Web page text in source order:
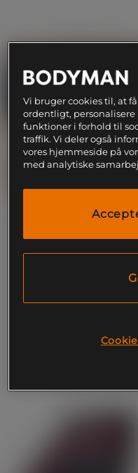
2.0 Sort
Vi bruger cookies til, at
ordentligt,
funktioner i forhold til
traffik. Vi deler også
vores hjemmeside på
med analytiske